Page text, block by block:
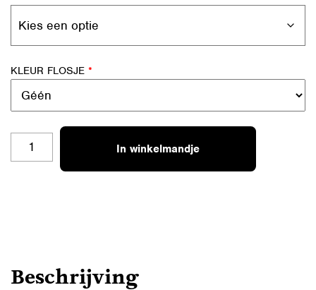
KLEUR FLOSJE *
In winkelmandje
Beschrijving